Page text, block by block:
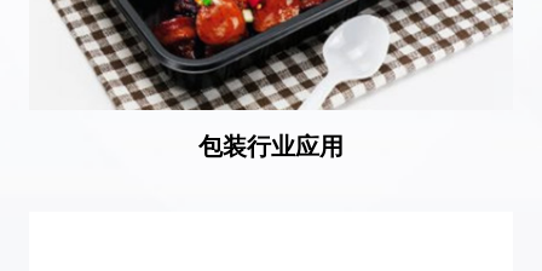
包装行业应用